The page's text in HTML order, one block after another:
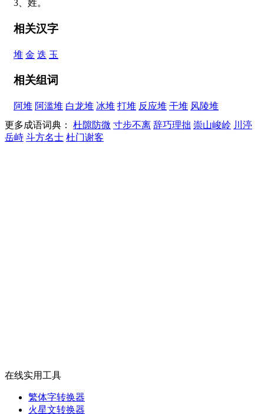
3、姓。
相关汉字
堆 金 迭 玉
相关组词
阿堆 阿滥堆 白龙堆 冰堆 打堆 反应堆 干堆 风陵堆
更多成语词典： 杜隙防微 寸步不离 辞巧理拙 崇山峻岭 川渟
岳峙 斗方名士 杜门谢客
在线实用工具
繁体字转换器
火星文转换器